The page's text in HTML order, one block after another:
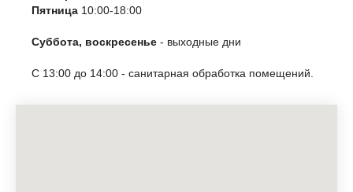
Пятница 10:00-18:00
Суббота, воскресенье - выходные дни
С 13:00 до 14:00 - санитарная обработка помещений.